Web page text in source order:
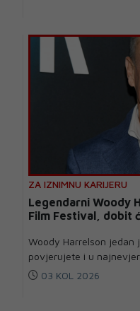
ZA IZNIMNU KARIJERU
Legendarni Woody
Film Festival, dobit
Woody Harrelson jedan
povjerujete i u
03 KOL 2026